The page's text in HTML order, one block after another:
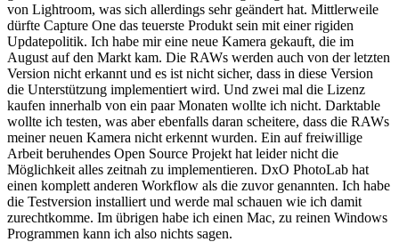
von Lightroom, was sich allerdings sehr geändert hat. Mittlerweile
dürfte Capture One das teuerste Produkt sein mit einer rigiden
Updatepolitik. Ich habe mir eine neue Kamera gekauft, die im
August auf den Markt kam. Die RAWs werden auch von der letzten
Version nicht erkannt und es ist nicht sicher, dass in diese Version
die Unterstützung implementiert wird. Und zwei mal die Lizenz
kaufen innerhalb von ein paar Monaten wollte ich nicht. Darktable
wollte ich testen, was aber ebenfalls daran scheitere, dass die RAWs
meiner neuen Kamera nicht erkennt wurden. Ein auf freiwillige
Arbeit beruhendes Open Source Projekt hat leider nicht die
Möglichkeit alles zeitnah zu implementieren. DxO PhotoLab hat
einen komplett anderen Workflow als die zuvor genannten. Ich habe
die Testversion installiert und werde mal schauen wie ich damit
zurechtkomme. Im übrigen habe ich einen Mac, zu reinen Windows
Programmen kann ich also nichts sagen.